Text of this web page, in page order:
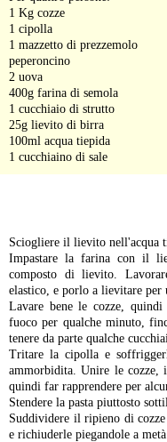
1 Kg cozze
1 cipolla
1 mazzetto di prezzemolo
peperoncino
2 uova
400g farina di semola
1 cucchiaio di strutto
25g lievito di birra
100ml acqua tiepida
1 cucchiaino di sale
Sciogliere il lievito nell'acqua
Impastare la farina con il
composto di lievito.
elastico, e porlo a lievitare per
Lavare bene le cozze,
fuoco per qualche minuto,
tenere da parte qualche
Tritare la cipolla e
ammorbidita. Unire le cozze,
quindi far rapprendere per
Stendere la pasta piuttosto
Suddividere il ripieno di
e richiuderle piegandole a metà.